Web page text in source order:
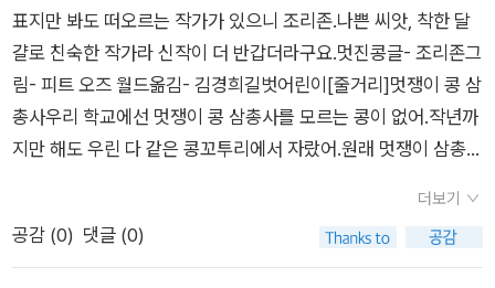
정말이지 하나도 안 멋진 콩이었어.난 절대 멋진 콩이 될 수 없을
거야.'그냥 그저 그런 평범한 콩은과연 '멋진' 콩이 될 수 있을까
요?-----------------------'진짜 멋진 게 뭘까?'진짜 멋진 게 뭘
까?'우리는 '멋지다' 고 하면화려한 외모에 자신감 넘치는 모습을
제일 먼저 떠올리죠.​그래서 남들보다 빼어나 보이려고갖은 노력
을 다합니다.​하지만 <멋진 콩>의 콩 삼총사는도움이 필요한 친
구에게 먼저 다가가 따뜻한 손을 내밀어 주는배려의 마음, 친절한
표지만 봐도 떠오르는 작가가 있으니 조리존.나쁜 씨앗, 착한 달
걀로 친숙한 작가라 신작이 더 반갑더라구요.​멋진콩글- 조리존그
림- 피트 오즈 월드옮김- 김경희길벗어린이[줄거리]​멋쟁이 콩 삼
총사우리 학교에선 멋쟁이 콩 삼총사를 모르는 콩이 없어.작년까
지만 해도 우린 다 같은 콩꼬투리에서 자랐어.원래 멋쟁이 삼총사
이 줄어들었지.​나는 저 애들을 콩꼬투리 시절부터 잘 안다고 생각
했는데,어느 날 갑자기 멋쟁이 콩 삼총사가 되어 있더라고.​물론
더보기
공감 (0) 댓글 (0)